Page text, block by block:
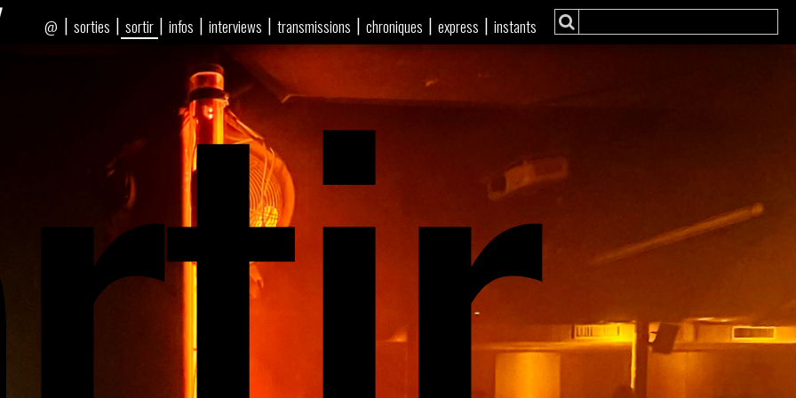
| sorties | sortir | infos | interviews | transmissions | chroniques | express | instants
@